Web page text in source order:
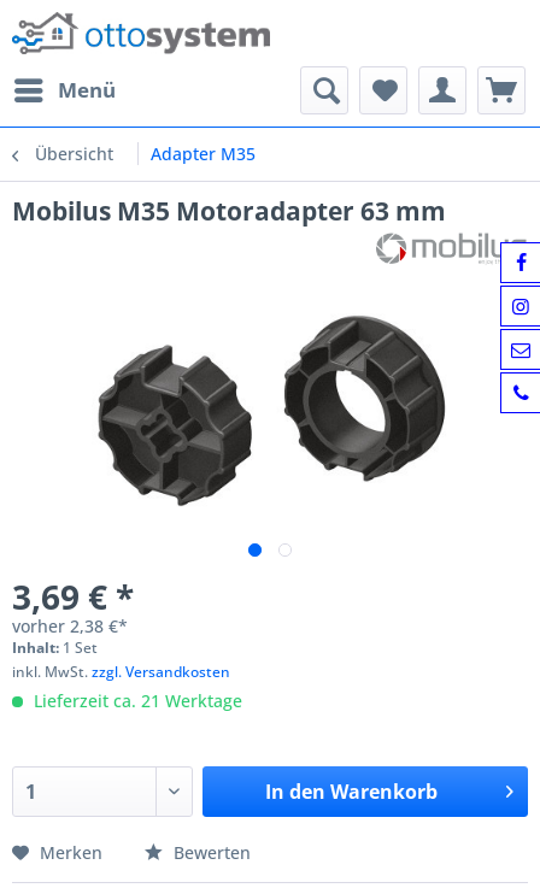
Menü
Übersicht Adapter M35
Mobilus M35 Motoradapter 63 mm
3,69 € *
vorher 2,38 €*
Inhalt: 1 Set
inkl. MwSt.zzgl. Versandkosten
Lieferzeit ca. 21 Werktage
In den Warenkorb
Merken Bewerten